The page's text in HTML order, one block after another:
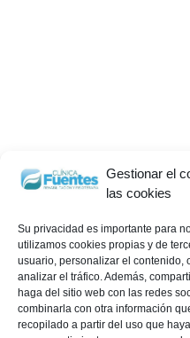
Gestionar el
las cookies
Su privacidad es importante para
utilizamos cookies propias y de
usuario, personalizar el contenido,
analizar el tráfico. Además,
haga del sitio web con las redes
combinarla con otra información
recopilado a partir del uso que